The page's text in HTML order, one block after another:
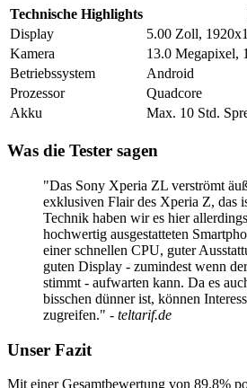
Technische Highlights
Display
5.00 Zoll,
Kamera
13.0 Megapixel,
Betriebssystem
Android
Prozessor
Quadcore
Akku
Max. 10 Std.
Was die Tester sagen
"Das Sony Xperia ZL verströmt
exklusiven Flair des Xperia Z, das
Technik haben wir es hier
hochwertig ausgestatteten
einer schnellen CPU, guter
guten Display - zumindest wenn
stimmt - aufwarten kann. Da es
bisschen dünner ist, können
zugreifen." - teltarif.de
Unser Fazit
Mit einer Gesamtbewertung von 89.8%